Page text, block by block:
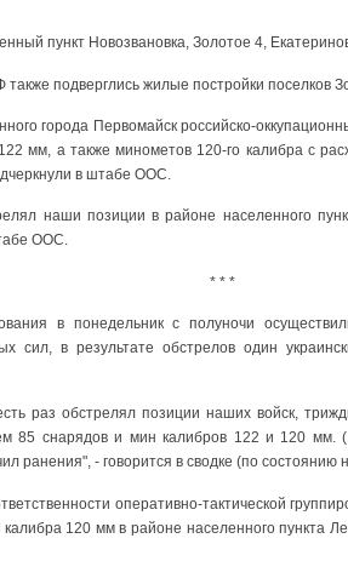
пункт Новозвановка, Золотое 4,
подверглись жилые постройки поселков
города Первомайск российско-
мм, а также минометов 120-го калибра с
в штабе ООС.
наши позиции в районе населенного
ООС.
* * *
в понедельник с полуночи
сил, в результате обстрелов один
раз обстрелял позиции наших войск,
85 снарядов и мин калибров 122 и 120
ранения", - говорится в сводке (по
оперативно-тактической
120 мм в районе населенного пункта